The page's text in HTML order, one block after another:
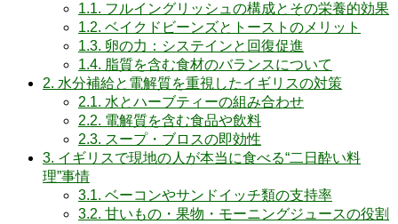
1.1. フルイングリッシュの構成とその栄養的効果
1.2. ベイクドビーンズとトーストのメリット
1.3. 卵の力：システインと回復促進
1.4. 脂質を含む食材のバランスについて
2. 水分補給と電解質を重視したイギリスの対策
2.1. 水とハーブティーの組み合わせ
2.2. 電解質を含む食品や飲料
2.3. スープ・ブロスの即効性
3. イギリスで現地の人が本当に食べる“二日酔い料
理”事情
3.1. ベーコンやサンドイッチ類の支持率
3.2. 甘いもの・果物・モーニングジュースの役割